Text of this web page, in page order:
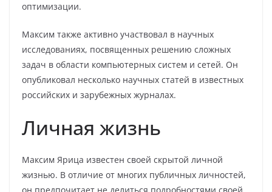
оптимизации.
Максим также активно участвовал в научных
исследованиях, посвященных решению сложных
задач в области компьютерных систем и сетей. Он
опубликовал несколько научных статей в известных
российских и зарубежных журналах.
Личная жизнь
Максим Ярица известен своей скрытой личной
жизнью. В отличие от многих публичных личностей,